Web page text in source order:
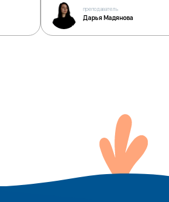
преподаватель
Дарья Мадянова